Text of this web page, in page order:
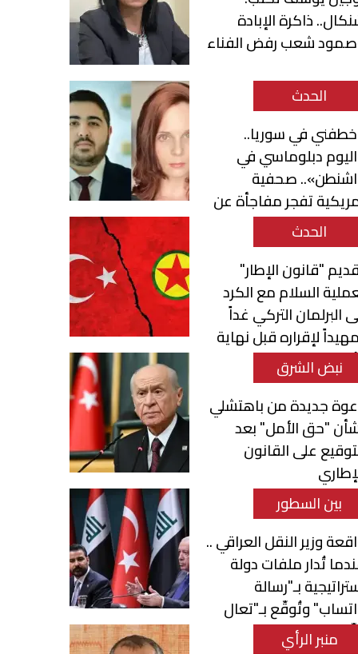
ذاكرة الإبادة
شعب رفض الفناء
الحدث
في سوريا..
دبلوماسي في
صحفية
تفجر مفاجأة عن
قناطري
الحدث
"قانون الإطار"
السلام مع الكرد
البرلمان التركي غداً
لإقراره قبل نهاية
نبض الشرق
جديدة من باهتشلي
"حق الأمل" بعد
على القانون
بين السطور
وزير النقل العراقي ..
تُدار ملفات دولة
بـ"رسالة
وتُوقّع بـ"تعال
منبر الرأي